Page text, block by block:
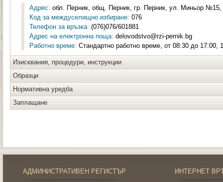
Адрес: обл. Перник, общ. Перник, гр. Перник, ул. Миньор №15,
Код за междуселищно избиране: 076
Телефон за връзка: (076)076/601881
Адрес на електронна поща: delovodstvo@rzi-pernik.bg
Работно време: Стандартно работно време, от 08:30 до 17:00,
Изисквания, процедури, инструкции
Образци
Нормативна уредба
Заплащане
АДМИНИСТРАТИВЕН РЕГИСТЪР ИНТЕРНЕТ